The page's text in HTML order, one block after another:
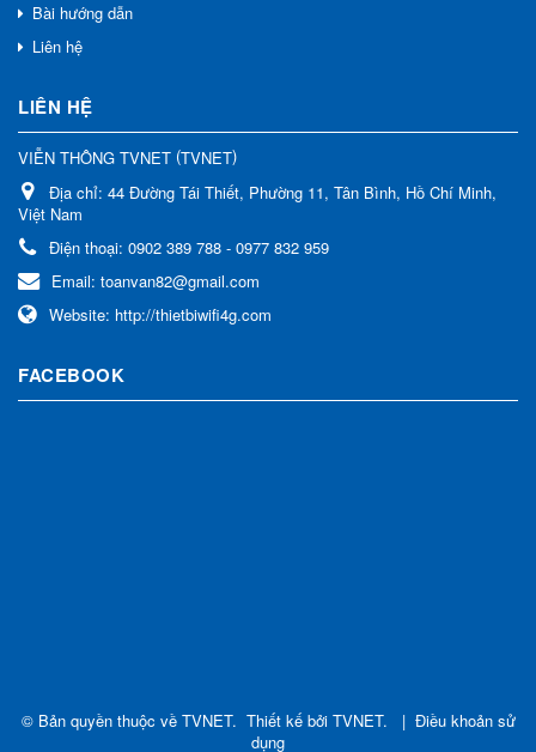
Bài hướng dẫn
Liên hệ
LIÊN HỆ
VIỄN THÔNG TVNET (TVNET)
Địa chỉ: 44 Đường Tái Thiết, Phường 11, Tân Bình, Hồ Chí Minh,
Việt Nam
Điện thoại: 0902 389 788 - 0977 832 959
Email: toanvan82@gmail.com
Website: http://thietbiwifi4g.com
FACEBOOK
© Bản quyền thuộc về TVNET. Thiết kế bởi TVNET. | Điều khoản sử
dụng